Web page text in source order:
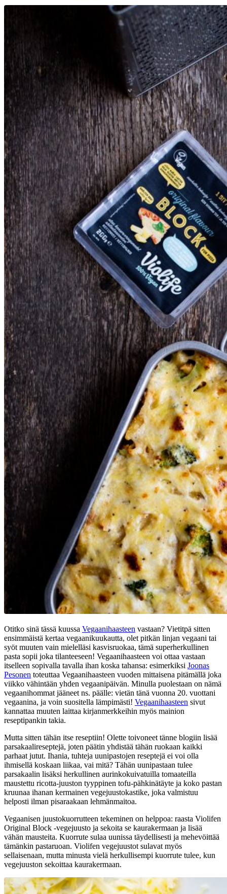
Otitko sinä tässä kuussa Vegaanihaasteen vastaan? Vietitpä sitten
ensimmäistä kertaa vegaanikuukautta, olet pitkän linjan vegaani tai
syöt muuten vain mielelläsi kasvisruokaa, tämä superherkullinen
pasta sopii joka tilanteeseen! Vegaanihaasteen voi ottaa vastaan
itselleen sopivalla tavalla ihan koska tahansa: esimerkiksi Joonas
Pesonen toteuttaa Vegaanihaasteen vuoden mittaisena pitämällä joka
viikko vähintään yhden vegaanipäivän. Minulla puolestaan on nämä
vegaanihommat jääneet ns. päälle: vietän tänä vuonna 20. vuottani
vegaanina, ja voin suositella lämpimästi! Vegaanihaasteen sivut
kannattaa muuten laittaa kirjanmerkkeihin myös mainion
reseptipankin takia.
Mutta sitten tähän itse reseptiin! Olette toivoneet tänne blogiin lisää
parsakaalireseptejä, joten päätin yhdistää tähän ruokaan kaikki
parhaat jutut. Ihania, tuhteja uunipastojen reseptejä ei voi olla
ihmisellä koskaan liikaa, vai mitä? Tähän uunipastaan tulee
parsakaalin lisäksi herkullinen aurinkokuivatuilla tomaateilla
maustettu ricotta-juuston tyyppinen tofu-pähkinätäyte ja koko pastan
kruunaa ihanan kermainen vegejuustokastike, joka valmistuu
helposti ilman pisaraakaan lehmänmaitoa.
Vegaanisen juustokuorrutteen tekeminen on helppoa: raasta Violifen
Original Block -vegejuusto ja sekoita se kaurakermaan ja lisää
vähän mausteita. Kuorrute sulaa uunissa täydellisesti ja mehevöittää
tämänkin pastaruoan. Violifen vegejuustot sulavat myös
sellaisenaan, mutta minusta vielä herkullisempi kuorrute tulee, kun
vegejuuston sekoittaa kaurakermaan.